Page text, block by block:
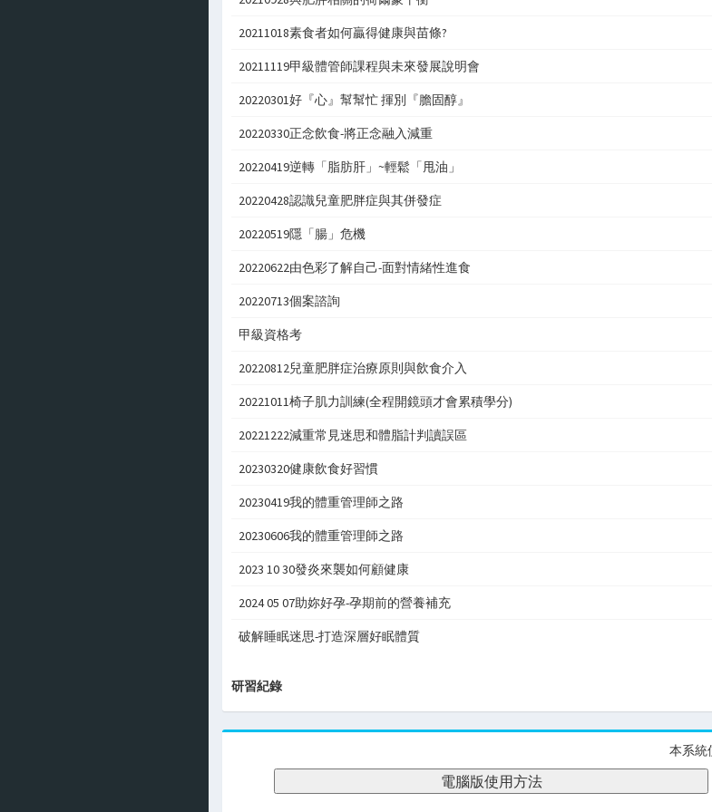
20211018素食者如何贏得健康與苗條?
20211119甲級體管師課程與未來發展說明會
20220301好『心』幫幫忙 揮別『膽固醇』
20220330正念飲食-將正念融入減重
20220419逆轉「脂肪肝」~輕鬆「甩油」
20220428認識兒童肥胖症與其併發症
20220519隱「腸」危機
20220622由色彩了解自己-面對情緒性進食
20220713個案諮詢
甲級資格考
20220812兒童肥胖症治療原則與飲食介入
20221011椅子肌力訓練(全程開鏡頭才會累積學分)
20221222減重常見迷思和體脂計判讀誤區
20230320健康飲食好習慣
20230419我的體重管理師之路
20230606我的體重管理師之路
2023 10 30發炎來襲如何顧健康
2024 05 07助妳好孕-孕期前的營養補充
破解睡眠迷思-打造深層好眠體質
研習紀錄
本系統